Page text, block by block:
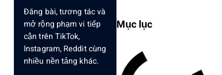
Đăng bài, tương tác và
mở rộng phạm vi tiếp
cận trên TikTok,
Instagram, Reddit cùng
nhiều nền tảng khác.
Mục lục